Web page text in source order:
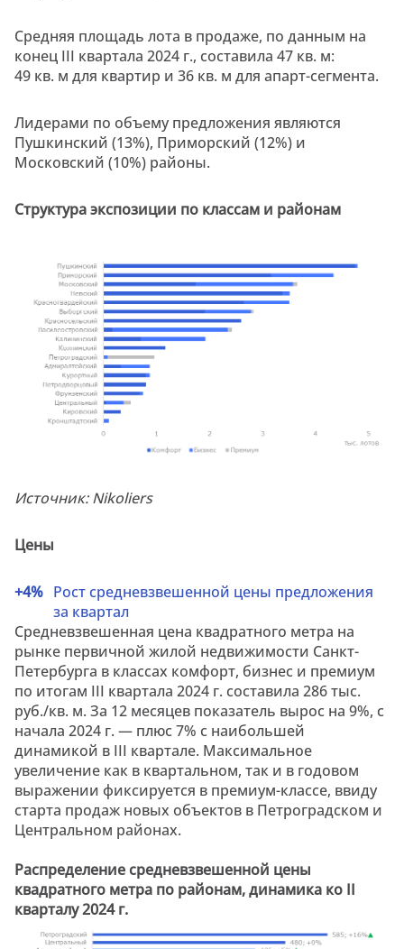
Средняя площадь лота в продаже, по данным на
конец III квартала 2024 г., составила 47 кв. м:
49 кв. м для квартир и 36 кв. м для апарт-сегмента.
Лидерами по объему предложения являются
Пушкинский (13%), Приморский (12%) и
Московский (10%) районы.
Структура экспозиции по классам и районам
Источник: Nikoliers
Цены
+4% Рост средневзвешенной цены предложения
за квартал
Средневзвешенная цена квадратного метра на
рынке первичной жилой недвижимости Санкт-
Петербурга в классах комфорт, бизнес и премиум
по итогам III квартала 2024 г. составила 286 тыс.
руб./кв. м. За 12 месяцев показатель вырос на 9%, с
начала 2024 г. — плюс 7% с наибольшей
динамикой в III квартале. Максимальное
увеличение как в квартальном, так и в годовом
выражении фиксируется в премиум-классе, ввиду
старта продаж новых объектов в Петроградском и
Центральном районах.
Распределение средневзвешенной цены
квадратного метра по районам, динамика ко II
кварталу 2024 г.